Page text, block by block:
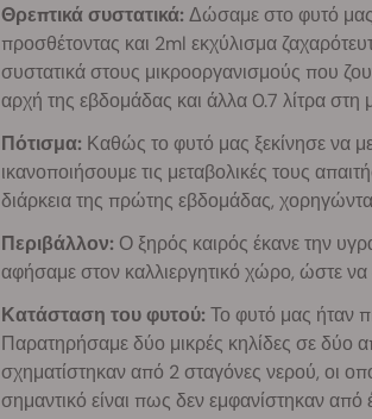
Θρεπτικά συστατικά: Δώσαμε στο φυτό
προσθέτοντας και 2ml εκχύλισμα
συστατικά στους μικροοργανισμούς που
αρχή της εβδομάδας και άλλα 0.7 λίτρα στη
Πότισμα: Καθώς το φυτό μας ξεκίνησε να
ικανοποιήσουμε τις μεταβολικές τους
διάρκεια της πρώτης εβδομάδας,
Περιβάλλον: Ο ξηρός καιρός έκανε την
αφήσαμε στον καλλιεργητικό χώρο, ώστε
Κατάσταση του φυτού: Το φυτό μας ήταν
Παρατηρήσαμε δύο μικρές κηλίδες σε δύο
σχηματίστηκαν από 2 σταγόνες νερού, οι
σημαντικό είναι πως δεν εμφανίστηκαν